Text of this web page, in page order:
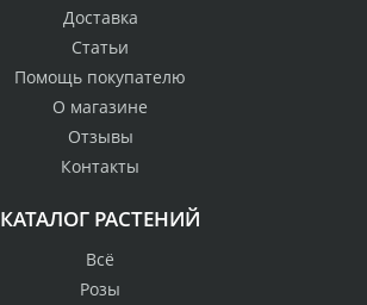
Доставка
Статьи
Помощь покупателю
О магазине
Отзывы
Контакты
КАТАЛОГ РАСТЕНИЙ
Всё
Розы